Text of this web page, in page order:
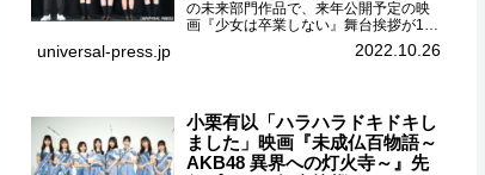
の未来部門作品で、来年公開予定の映
画『少女は卒業しない』舞台挨拶が10
月26日（水）丸の内ピカデリーで開催
され、出演者の河合優実、小野莉奈、
universal-press.jp 2022.10.26
小栗有以「ハラハラドキドキし
ました」映画『未成仏百物語～
AKB48 異界への灯火寺～』先